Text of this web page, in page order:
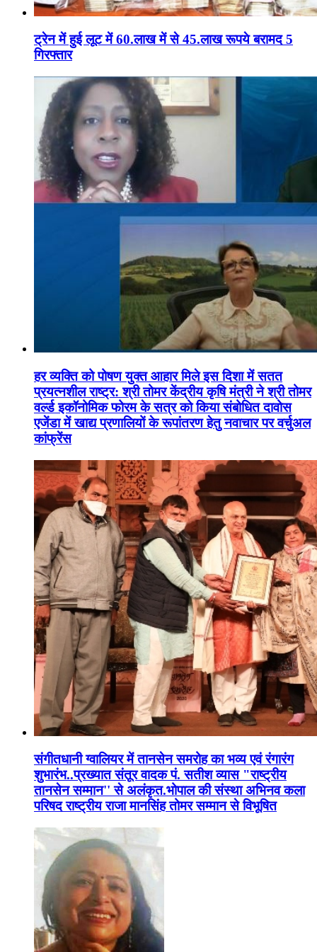
ट्रेन में हुई लूट में 60.लाख में से 45.लाख रूपये बरामद 5
गिरफ्तार
हर व्यक्ति को पोषण युक्त आहार मिले इस दिशा में सतत
प्रयत्नशील राष्ट्र: श्री तोमर केंद्रीय कृषि मंत्री ने श्री तोमर
वर्ल्ड इकॉनोमिक फोरम के सत्र को किया संबोधित दावोस
एजेंडा में खाद्य प्रणालियों के रूपांतरण हेतु नवाचार पर वर्चुअल
कांफ्रेंस
संगीतधानी ग्वालियर में तानसेन समरोह का भव्य एवं रंगारंग
शुभारंभ..प्रख्यात संतूर वादक पं. सतीश व्यास "राष्ट्रीय
तानसेन सम्मान'' से अलंकृत.भोपाल की संस्था अभिनव कला
परिषद राष्ट्रीय राजा मानसिंह तोमर सम्मान से विभूषित